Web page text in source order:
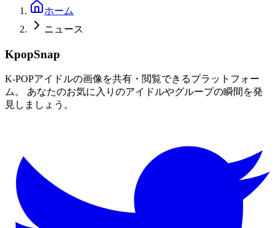
ホーム
ニュース
KpopSnap
K-POPアイドルの画像を共有・閲覧できるプラットフォー
ム。 あなたのお気に入りのアイドルやグループの瞬間を発
見しましょう。